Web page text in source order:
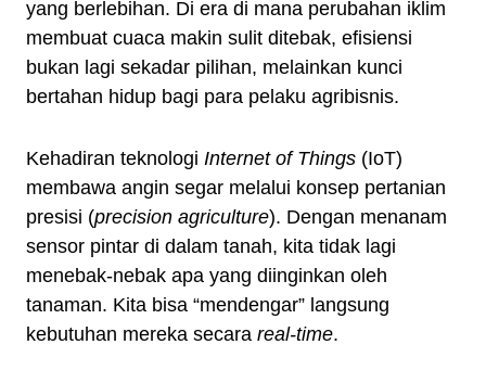
yang berlebihan. Di era di mana perubahan iklim
membuat cuaca makin sulit ditebak, efisiensi
bukan lagi sekadar pilihan, melainkan kunci
bertahan hidup bagi para pelaku agribisnis.
Kehadiran teknologi Internet of Things (IoT)
membawa angin segar melalui konsep pertanian
presisi (precision agriculture). Dengan menanam
sensor pintar di dalam tanah, kita tidak lagi
menebak-nebak apa yang diinginkan oleh
tanaman. Kita bisa “mendengar” langsung
kebutuhan mereka secara real-time.